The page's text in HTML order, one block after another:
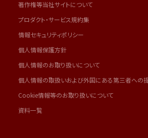
著作権等当社サイトについて
プロダクト・サービス規約集
情報セキュリティポリシー
個人情報保護方針
個人情報のお取り扱いについて
個人情報の取扱いおよび外国にある第三者への
Cookie情報等のお取り扱いについて
資料一覧